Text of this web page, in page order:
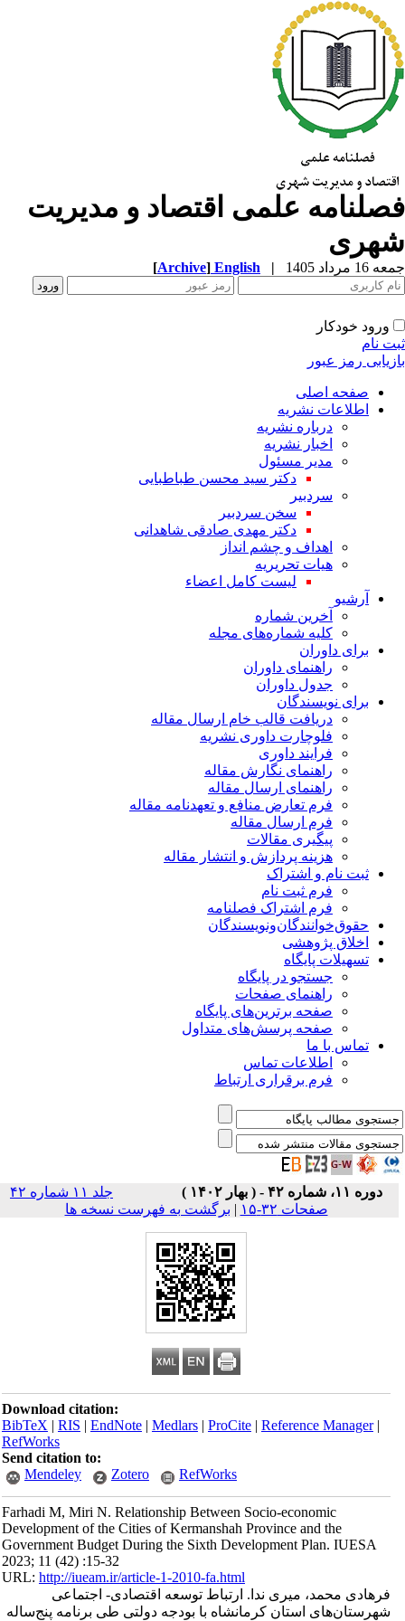
علمی اقتصاد و مدیریت
مرداد 1405 |
English
[Archive]
ورود خودکار
نام
رمز عبور
صفحه اصلی
اطلاعات نشریه
درباره نشریه
اخبار نشریه
مدیر مسئول
دکتر سید محسن طباطبایی
سردبیر
سخن سردبیر
دکتر مهدی صادقی شاهدانی
اهداف و چشم انداز
هیات تحریریه
لیست کامل اعضاء
آرشیو
آخرین شماره
کلیه شماره‌های مجله
برای داوران
راهنمای داوران
جدول داوران
برای نویسندگان
دریافت قالب خام ارسال مقاله
فلوچارت داوری نشریه
فرایند داوری
راهنمای نگارش مقاله
راهنمای ارسال مقاله
فرم تعارض منافع و تعهدنامه مقاله
فرم ارسال مقاله
پیگیری مقالات
هزینه پردازش و انتشار مقاله
ثبت نام و اشتراک
فرم ثبت نام
فرم اشتراک فصلنامه
حقوق‌خوانندگان‌و‌نویسندگان
اخلاق پژوهشی
تسهیلات پایگاه
جستجو در پایگاه
راهنمای صفحات
صفحه برترین‌های پایگاه
صفحه پرسش‌های متداول
تماس با ما
اطلاعات تماس
فرم برقراری ارتباط
دوره ۱۱، شماره ۴۲ - ( بهار ۱۴۰۲ )
جلد ۱۱ شماره ۴۲
صفحات ۳۲-۱۵
| برگشت به فهرست نسخه ها
Download citation:
BibTeX|RIS|EndNote|Medlars|ProCite|Reference Manager
RefWorks
Send citation to:
Mendeley
Zotero RefWorks
Farhadi M, Miri N. Relationship Between Socio-economic
Development of the Cities of Kermanshah Province and the
Government Budget During the Sixth Development Plan. IUESA
2023; 11 (42) :15-32
URL:http://iueam.ir/article-1-2010-fa.html
فرهادی محمد، میری ندا. ارتباط توسعه اقتصادی- اجتماعی
شهرستان‌های استان کرمانشاه با بودجه دولتی طی برنامه پنج‌ساله